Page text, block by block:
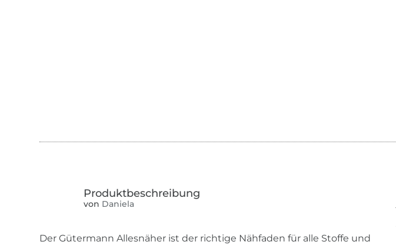
von Daniela
Der Gütermann Allesnäher ist der richtige Nähfaden für alle Stoffe und